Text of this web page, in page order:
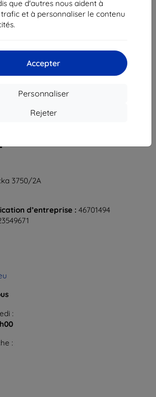
que d'autres nous aident à
et à personnaliser le contenu
Accepter
Personnaliser
Rejeter
3750/2A
d’entreprise : 46701494
:
: